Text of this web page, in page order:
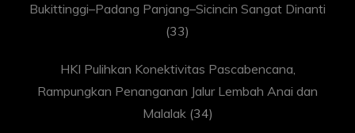
Bukittinggi–Padang Panjang–Sicincin Sangat Dinanti
(33)
HKI Pulihkan Konektivitas Pascabencana,
Rampungkan Penanganan Jalur Lembah Anai dan
Malalak (34)